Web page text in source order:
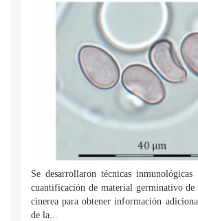
Se desarrollaron técnicas
cuantificación de material germinativo
cinerea para obtener información
de la...